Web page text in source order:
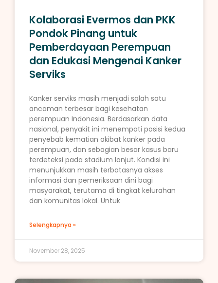
Kolaborasi Evermos dan PKK
Pondok Pinang untuk
Pemberdayaan Perempuan
dan Edukasi Mengenai Kanker
Serviks
Kanker serviks masih menjadi salah satu
ancaman terbesar bagi kesehatan
perempuan Indonesia. Berdasarkan data
nasional, penyakit ini menempati posisi kedua
penyebab kematian akibat kanker pada
perempuan, dan sebagian besar kasus baru
terdeteksi pada stadium lanjut. Kondisi ini
menunjukkan masih terbatasnya akses
informasi dan pemeriksaan dini bagi
masyarakat, terutama di tingkat kelurahan
dan komunitas lokal. Untuk
Selengkapnya »
November 28, 2025